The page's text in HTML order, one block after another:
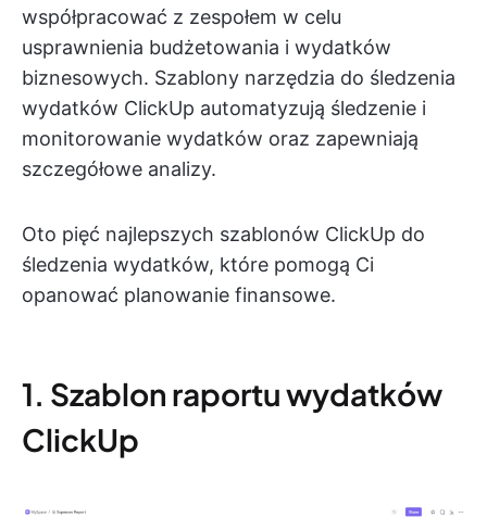
współpracować z zespołem w celu
usprawnienia budżetowania i wydatków
biznesowych. Szablony narzędzia do śledzenia
wydatków ClickUp automatyzują śledzenie i
monitorowanie wydatków oraz zapewniają
szczegółowe analizy.
Oto pięć najlepszych szablonów ClickUp do
śledzenia wydatków, które pomogą Ci
opanować planowanie finansowe.
1. Szablon raportu wydatków
ClickUp